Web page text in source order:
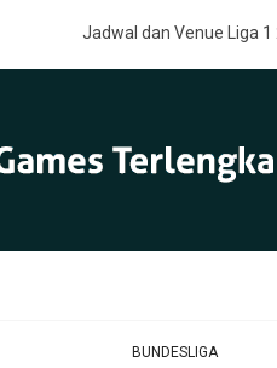
Jadwal dan Venue Liga 1
BUNDESLIGA